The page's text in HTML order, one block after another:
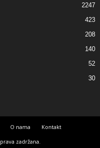
2247
423
208
140
52
30
O nama
Kontakt
zadržana.